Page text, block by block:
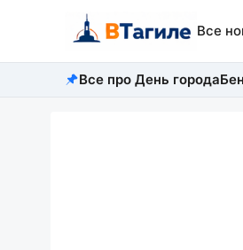
Все
Все про День города